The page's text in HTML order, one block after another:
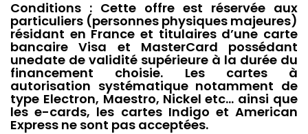
Conditions : Cette offre est réservée aux
particuliers (personnes physiques majeures)
résidant en France et titulaires d’une carte
bancaire Visa et MasterCard possédant
unedate de validité supérieure à la durée du
financement choisie. Les cartes à
autorisation systématique notamment de
type Electron, Maestro, Nickel etc… ainsi que
les e-cards, les cartes Indigo et American
Express ne sont pas acceptées.